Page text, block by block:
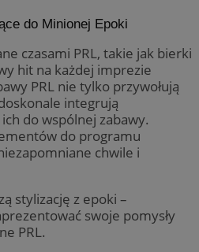
do Minionej Epoki
czasami PRL, takie jak bierki
hit na każdej imprezie
PRL nie tylko przywołują
integrują
do wspólnej zabawy.
do programu
chwile i
stylizację z epoki –
swoje pomysły
PRL.